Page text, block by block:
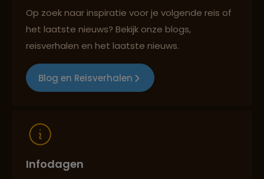
Reizen met oog voor mens, cultuur en milieu
Op zoek naar inspiratie voor je volgende reis of
het laatste nieuws? Bekijk onze blogs,
reisverhalen en het laatste nieuws.
Blog en Reisverhalen
Infodagen